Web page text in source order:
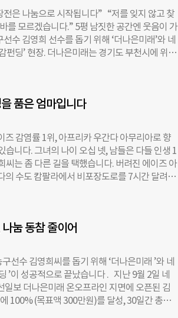
액수는 총 16억5600만원(2016년 11월 기준)
공감 펀딩의 성공 사례를 중심으로 후원금 이상
적 취재했다. /편집자 ◇ 농산물 판로 개척, 청년
씨는 2년 전 ‘류가농원’의 사과 농부로 전업했
부모님과 함께 농사를 짓는다. 열매를 솎아내
변동될 때마다 손해를 보기 때문.
은 나눔으로 시작됩니다” “저를 잊지 않고 찾
를 모르겠습니다.” 5평 남짓한 공간엔 웃음이 가
수 김영희 선수를 돕기 위해 ‘더나은미래’와 네
펀딩’ 현장. 더나은미래는 경기도 부천시에 위치
에 달한다. 박란희 더나은미래 이사는 “미디어
방법을 찾던 중, 네이버 해피빈재단과 공감펀딩
다”면서 “앞으로도 도움이 필요한 분들의 사례
록 노력하겠다”고 밝혔다. 이날 전달식에는 공
계자도 함께했다. 지난 9월, 더나은미래 지면
로벌 회장이 100만원을 선뜻 기부했고, KGC인
개되는 도움이 필요한 분들께 정관장 홍삼을
희씨 자택을 찾은 김경옥 KGC 인삼공사 홍보부
며 “복지 사각지대에 놓인 분들을 돕기 위한 사
품은 엄마입니다
감염률 1위, 아프리카 우간다 아무리아로 향
니다. 그녀의 나이 오십 넷, 남들은 다들 인생 1
씨는 좀 다른 길을 택했습니다. 버려진 에이즈 아
의 수도 캄팔라에서 비포장도로를 7시간 달려야
. “사람들이 나를 사랑해줬으면 좋겠어요.” 맨
사들을 만나 도움이 필요한 아이들을 찾아 나
. 그녀가 물었습니다. “무엇이 가장 필요하느
니었습니다. 아이들은 하나같이 “사람들이 나
모가 에이즈로 사망해 고아가 된 아동부터, 마을
속에서 아이들은 꿈을 꾸지 못한 채 살아가고
···에이즈 아동 위해 백방으로 뛰어 면역력이
눔 동참 줄이어
선수 김영희씨를 돕기 위해 ‘더나은미래 ’와 네
’이 성공적으로 끝났습니다 . 지난 9월 2일 네
일보 더나은미래 온오프라인 지면에 오픈된 김
100% (목표액 300만원)를 달성, 30일간 총